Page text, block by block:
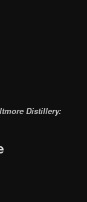
Distillery: